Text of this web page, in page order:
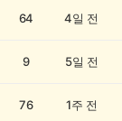
64 4일 전
9 5일 전
76 1주 전